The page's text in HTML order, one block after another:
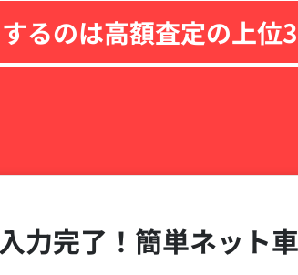
るのは高額査定の上位
力完了！ 簡単ネット